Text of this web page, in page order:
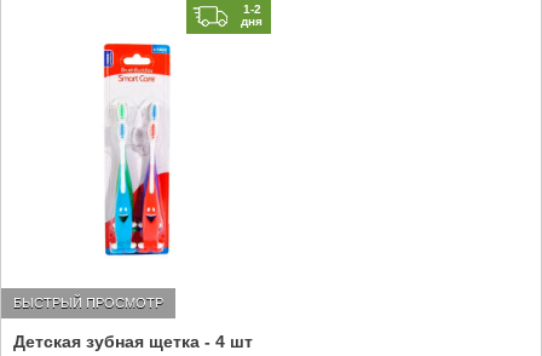
1-2
дня
Детская зубная щетка - 4 шт
БЫСТРЫЙ ПРОСМОТР